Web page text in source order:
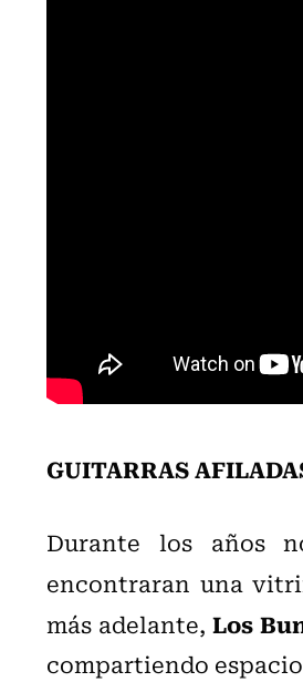
GUITARRAS
Durante los años
encontraran una
más adelante,Los
compartiendo